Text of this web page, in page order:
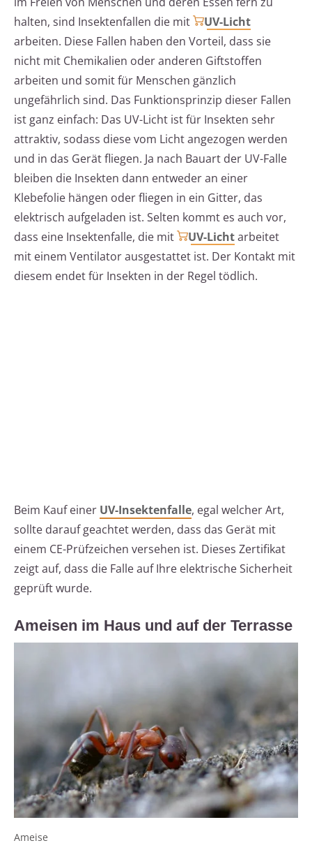
halten, sind Insektenfallen die mit
UV-Licht
arbeiten. Diese Fallen haben den Vorteil, dass sie
nicht mit Chemikalien oder anderen Giftstoffen
arbeiten und somit für Menschen gänzlich
ungefährlich sind. Das Funktionsprinzip dieser Fallen
ist ganz einfach: Das UV-Licht ist für Insekten sehr
attraktiv, sodass diese vom Licht angezogen werden
und in das Gerät fliegen. Ja nach Bauart der UV-Falle
bleiben die Insekten dann entweder an einer
Klebefolie hängen oder fliegen in ein Gitter, das
elektrisch aufgeladen ist. Selten kommt es auch vor,
dass eine Insektenfalle, die mit
UV-Lichtarbeitet
mit einem Ventilator ausgestattet ist. Der Kontakt mit
diesem endet für Insekten in der Regel tödlich.
Beim Kauf einer UV-Insektenfalle, egal welcher Art,
sollte darauf geachtet werden, dass das Gerät mit
einem CE-Prüfzeichen versehen ist. Dieses Zertifikat
zeigt auf, dass die Falle auf Ihre elektrische Sicherheit
geprüft wurde.
Ameisen im Haus und auf der Terrasse
Ameise